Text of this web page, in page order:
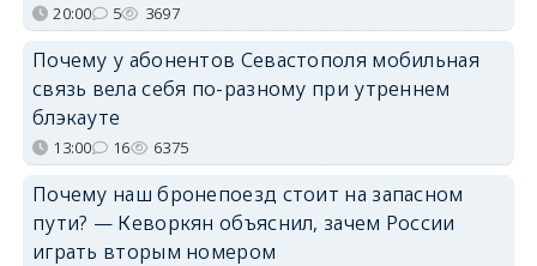
20:00 5 3697
Почему у абонентов Севастополя мобильная
связь вела себя по-разному при утреннем
блэкауте
13:00 16 6375
Почему наш бронепоезд стоит на запасном
пути? — Кеворкян объяснил, зачем России
играть вторым номером